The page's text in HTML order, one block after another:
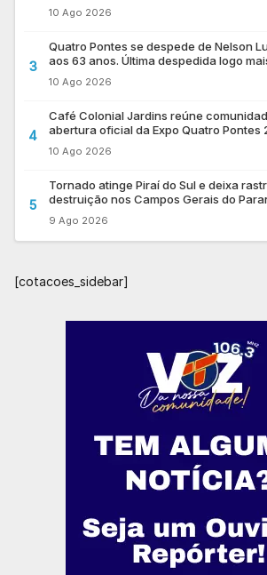
10 Ago 2026
3
Quatro Pontes se despede de Nelson
aos 63 anos. Última despedida logo
10 Ago 2026
4
Café Colonial Jardins reúne
abertura oficial da Expo Quatro Pontes
10 Ago 2026
5
Tornado atinge Piraí do Sul e deixa
destruição nos Campos Gerais do
9 Ago 2026
[cotacoes_sidebar]